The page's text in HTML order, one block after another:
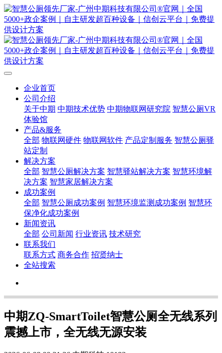
企业首页
公司介绍
关于中期 中期技术优势 中期物联网研究院 智慧公厕VR
体验馆
产品&服务
全部 物联网硬件 物联网软件 产品定制服务 智慧公厕驿
站定制
解决方案
全部 智慧公厕解决方案 智慧驿站解决方案 智慧环境解
决方案 智慧家居解决方案
成功案例
全部 智慧公厕成功案例 智慧环境监测成功案例 智慧环
保净化成功案例
新闻资讯
全部 公司新闻 行业资讯 技术研究
联系我们
联系方式 商务合作 招贤纳士
全站搜索
中期ZQ-SmartToilet智慧公厕全无线系列
震撼上市，全无线无源安装